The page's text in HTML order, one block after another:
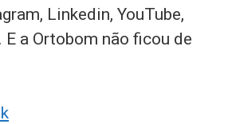
Linkedin, YouTube,
a Ortobom não ficou de